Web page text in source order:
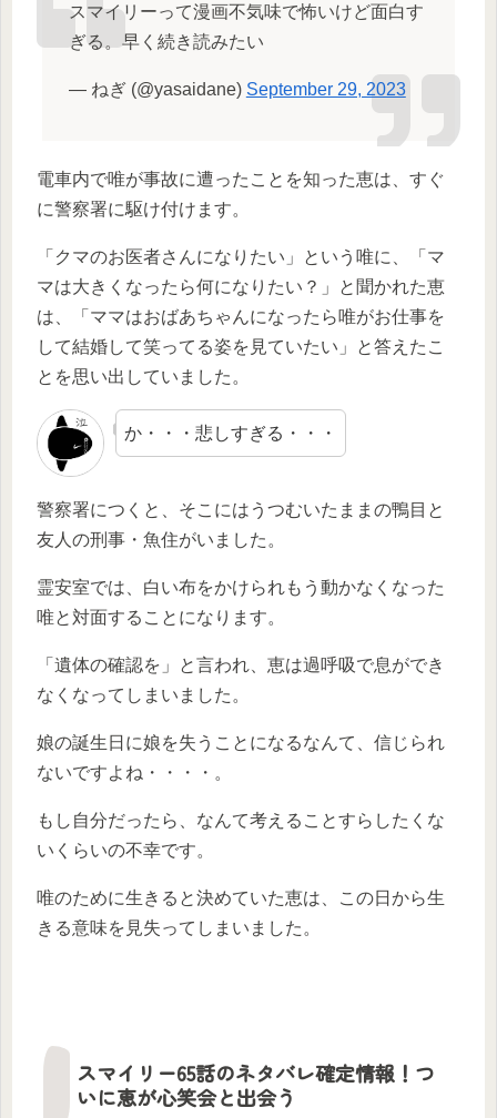
スマイリーって漫画不気味で怖いけど面白す
ぎる。早く続き読みたい
— ねぎ (@yasaidane) September 29, 2023
電車内で唯が事故に遭ったことを知った恵は、すぐ
に警察署に駆け付けます。
「クマのお医者さんになりたい」という唯に、「マ
マは大きくなったら何になりたい？」と聞かれた恵
は、「ママはおばあちゃんになったら唯がお仕事を
して結婚して笑ってる姿を見ていたい」と答えたこ
とを思い出していました。
か・・・悲しすぎる・・・
警察署につくと、そこにはうつむいたままの鴨目と
友人の刑事・魚住がいました。
霊安室では、白い布をかけられもう動かなくなった
唯と対面することになります。
「遺体の確認を」と言われ、恵は過呼吸で息ができ
なくなってしまいました。
娘の誕生日に娘を失うことになるなんて、信じられ
ないですよね・・・・。
もし自分だったら、なんて考えることすらしたくな
いくらいの不幸です。
唯のために生きると決めていた恵は、この日から生
きる意味を見失ってしまいました。
スマイリー65話のネタバレ確定情報！つ
いに恵が心笑会と出会う